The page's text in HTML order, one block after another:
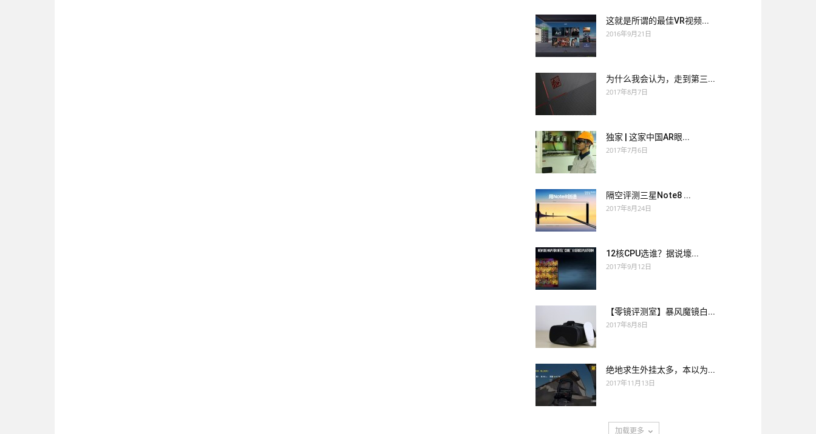
这就是所谓的最佳VR视频...
2016年9月21日
为什么我会认为，走到第三...
2017年8月7日
独家 | 这家中国AR眼...
2017年7月6日
隔空评测三星Note8 ...
2017年8月24日
12核CPU选谁？据说壕...
2017年9月12日
【零镜评测室】暴风魔镜白...
2017年8月8日
绝地求生外挂太多，本以为...
2017年11月13日
加载更多